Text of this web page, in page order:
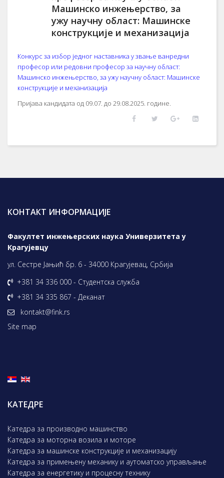
Машинско инжењерство, за
ужу научну област: Машинске
конструкције и механизација
Конкурс за избор једног наставника у звање ванредни
професор или редовни професор за научну област:
Машинско инжењерство, за ужу научну област: Машинске
конструкције и механизација
Пријава кандидата од 09.07. до 29.08.2025. године.
КОНТАКТ ИНФОРМАЦИЈЕ
Факултет инжењерских наука Универзитета у
Крагујевцу
ул. Сестре Јањић бр. 6 - 34000 Крагујевац, Србија
+381 34 336 000 - Студентска служба
+381 34 335 867 - Деканат
kontakt@fink.rs
Site map
КАТЕДРЕ
Катедра за производно машинство
Катедра за моторна возила и моторе
Катедра за машинске конструкције и механизацију
Катедра за примењену механику и аутоматско управљање
Катедра за енергетику и процесну технику